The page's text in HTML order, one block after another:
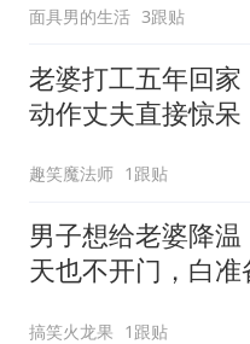
面具男的生活 3跟贴
老婆打工五年回家
动作丈夫直接惊呆
趣笑魔法师 1跟贴
男子想给老婆降温
天也不开门，白准
搞笑火龙果 1跟贴